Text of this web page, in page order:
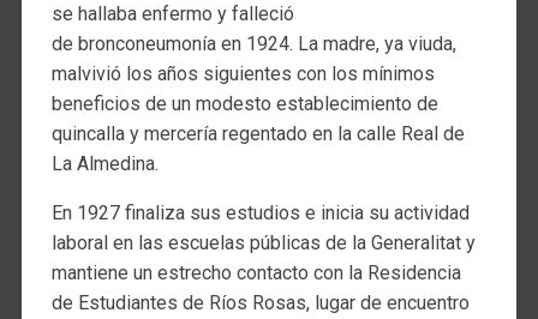
se hallaba enfermo y falleció
de bronconeumonía en 1924. La madre, ya viuda,
malvivió los años siguientes con los mínimos
beneficios de un modesto establecimiento de
quincalla y mercería regentado en la calle Real de
La Almedina.
En 1927 finaliza sus estudios e inicia su actividad
laboral en las escuelas públicas de la Generalitat y
mantiene un estrecho contacto con la Residencia
de Estudiantes de Ríos Rosas, lugar de encuentro